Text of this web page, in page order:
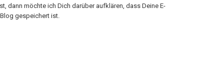
dann möchte ich Dich darüber aufklären, dass Deine E-
gespeichert ist.